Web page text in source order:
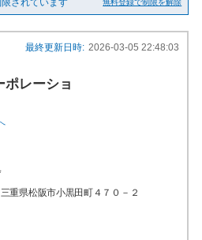
されています 無料登録で制限を解除
最終更新日時: 2026-03-05 22:48:03
ポレーショ
重県松阪市小黒田町４７０－２